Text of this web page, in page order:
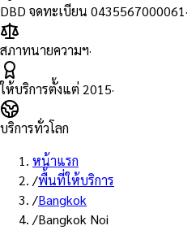
DBD จดทะเบียน 0435567000061·
สภาทนายความฯ·
ให้บริการตั้งแต่ 2015·
บริการทั่วโลก
หน้าแรก
/พื้นที่ให้บริการ
/Bangkok
/Bangkok Noi